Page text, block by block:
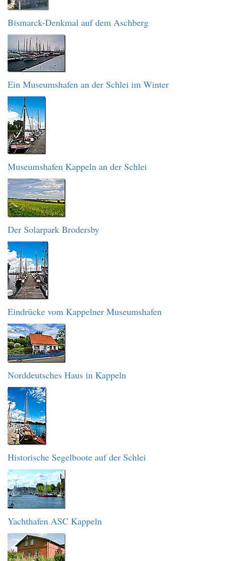
Bismarck-Denkmal auf dem Aschberg
Ein Museumshafen an der Schlei im Winter
Museumshafen Kappeln an der Schlei
Der Solarpark Brodersby
Eindrücke vom Kappelner Museumshafen
Norddeutsches Haus in Kappeln
Historische Segelboote auf der Schlei
Yachthafen ASC Kappeln